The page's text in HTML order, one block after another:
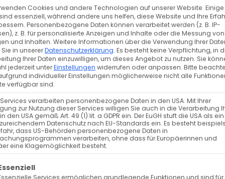
Zurück Vor
,Jugend
e.V., in Kooperation mit dem Theater der
Wangen (Stuttgart), bietet
die Möglichkeit an, durch professionell begleitete
Projekte zu entwickeln und diese der
Cookies und andere Technologien auf unserer Website.
essenziell, während andere uns helfen, diese Website und Ihre
Personenbezogene Daten können verarbeitet werden (z. B. IP-
z. B. für personalisierte Anzeigen und Inhalte oder die Messung von
und Inhalten. Weitere Informationen über die Verwendung Ihrer
in unsererDatenschutzerklärung. Es besteht keine Verpflichtung, in
Ihrer Daten einzuwilligen, um dieses Angebot zu nutzen. Sie
jederzeit unterEinstellungen widerrufen oder anpassen. Bitte
individueller Einstellungen möglicherweise nicht alle
verfügbar sind.
verarbeiten personenbezogene Daten in den USA. Mit Ihrer
zur Nutzung dieser Services willigen Sie auch in die Verarbeitung
den USA gemäß Art. 49 (1) lit. a GDPR ein. Der EuGH stuft die USA als
Datenschutz nach EU-Standards ein. Es besteht
dass US-Behörden personenbezogene Daten in
verarbeiten, ohne dass für Europäerinnen und
eine Klagemöglichkeit besteht.
eine Liste der Service-Gruppen, für die eine
Services ermöglichen grundlegende Funktionen und sind